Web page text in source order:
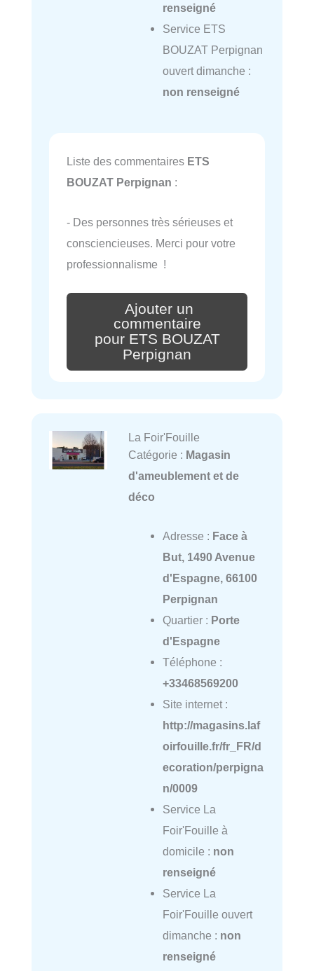
renseigné
Service ETS
BOUZAT Perpignan
ouvert dimanche :
non renseigné
Liste des commentaires ETS
BOUZAT Perpignan :
- Des personnes très sérieuses et
consciencieuses. Merci pour votre
professionnalisme !
Ajouter un
commentaire
pour ETS BOUZAT
Perpignan
La Foir'Fouille
Catégorie : Magasin
d'ameublement et de
déco
Adresse : Face à
But, 1490 Avenue
d'Espagne, 66100
Perpignan
Quartier : Porte
d'Espagne
Téléphone :
+33468569200
Site internet :
http://magasins.laf
oirfouille.fr/fr_FR/d
ecoration/perpigna
n/0009
Service La
Foir'Fouille à
domicile : non
renseigné
Service La
Foir'Fouille ouvert
dimanche : non
renseigné